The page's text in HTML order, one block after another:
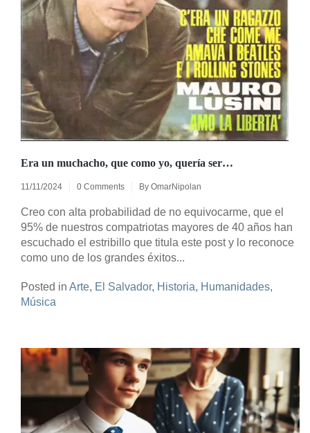
Era un muchacho, que como yo, quería ser…
11/11/2024 0 Comments By OmarNipolan
Creo con alta probabilidad de no equivocarme, que el
95% de nuestros compatriotas mayores de 40 años han
escuchado el estribillo que titula este post y lo reconoce
como uno de los grandes éxitos...
Posted in Arte, El Salvador, Historia, Humanidades,
Música